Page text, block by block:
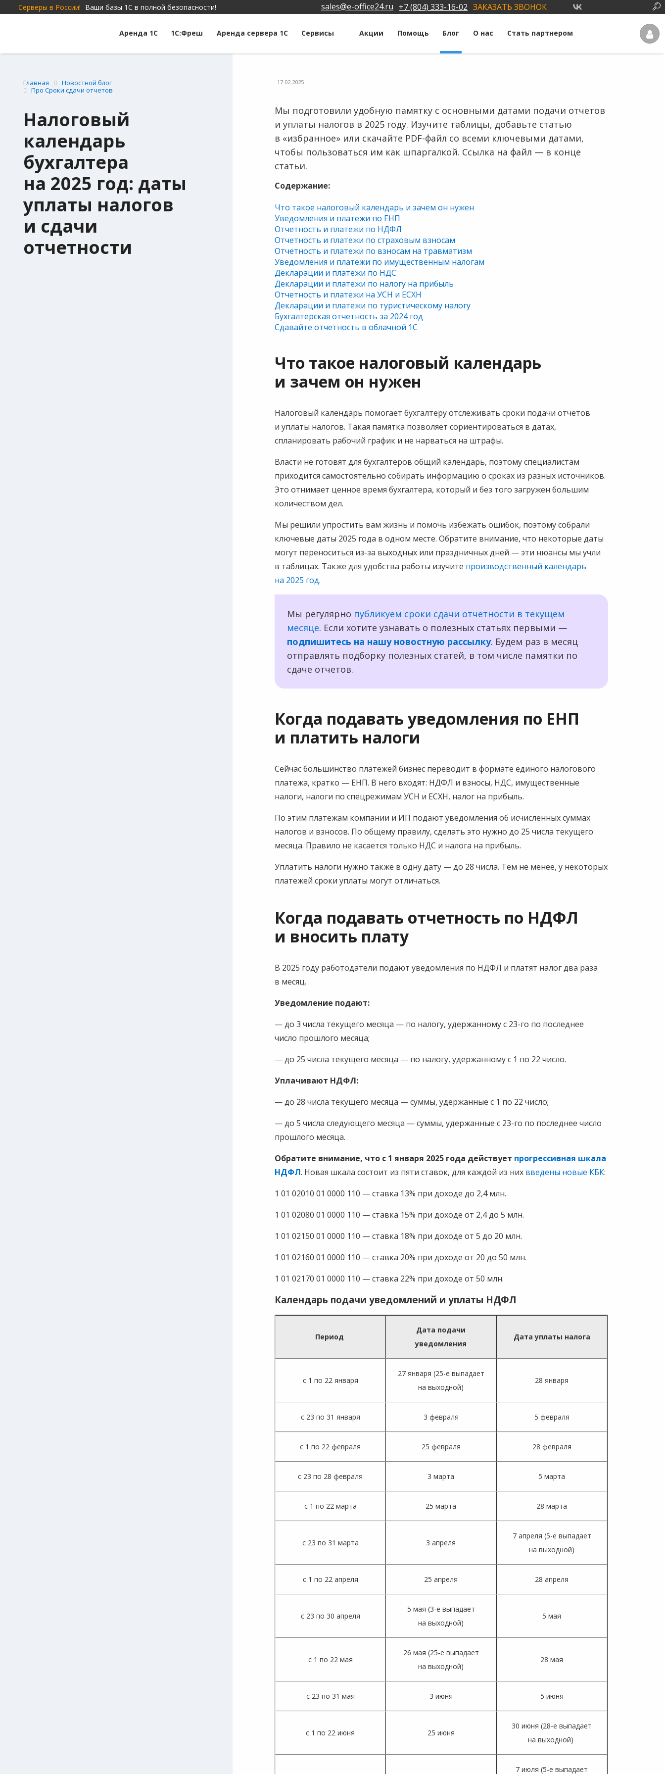
Серверы в России! Ваши базы 1С в полной безопасности! sales@e-office24.ru +7 (804) 333-16-02 ЗАКАЗАТЬ ЗВОНОК
Аренда 1С 1С:Фреш Аренда сервера 1С Сервисы Акции Помощь Блог О нас Стать партнером
Главная
Новостной блог
Про Сроки сдачи отчетов
Налоговый
календарь
бухгалтера
на 2025 год: даты
уплаты налогов
и сдачи
отчетности
17.02.2025
Мы подготовили удобную памятку с основными датами подачи отчетов
и уплаты налогов в 2025 году. Изучите таблицы, добавьте статью
в «избранное» или скачайте PDF-файл со всеми ключевыми датами,
чтобы пользоваться им как шпаргалкой. Ссылка на файл — в конце
статьи.
Содержание:
Что такое налоговый календарь и зачем он нужен
Уведомления и платежи по ЕНП
Отчетность и платежи по НДФЛ
Отчетность и платежи по страховым взносам
Отчетность и платежи по взносам на травматизм
Уведомления и платежи по имущественным налогам
Декларации и платежи по НДС
Декларации и платежи по налогу на прибыль
Отчетность и платежи на УСН и ЕСХН
Декларации и платежи по туристическому налогу
Бухгалтерская отчетность за 2024 год
Сдавайте отчетность в облачной 1С
Что такое налоговый календарь
и зачем он нужен
Налоговый календарь помогает бухгалтеру отслеживать сроки подачи отчетов
и уплаты налогов. Такая памятка позволяет сориентироваться в датах,
спланировать рабочий график и не нарваться на штрафы.
Власти не готовят для бухгалтеров общий календарь, поэтому специалистам
приходится самостоятельно собирать информацию о сроках из разных источников.
Это отнимает ценное время бухгалтера, который и без того загружен большим
количеством дел.
Мы решили упростить вам жизнь и помочь избежать ошибок, поэтому собрали
ключевые даты 2025 года в одном месте. Обратите внимание, что некоторые даты
могут переноситься из-за выходных или праздничных дней — эти нюансы мы учли
в таблицах. Также для удобства работы изучите производственный календарь
на 2025 год.
Мы регулярно публикуем сроки сдачи отчетности в текущем
месяце. Если хотите узнавать о полезных статьях первыми —
подпишитесь на нашу новостную рассылку. Будем раз в месяц
отправлять подборку полезных статей, в том числе памятки по
сдаче отчетов.
Когда подавать уведомления по ЕНП
и платить налоги
Сейчас большинство платежей бизнес переводит в формате единого налогового
платежа, кратко — ЕНП. В него входят: НДФЛ и взносы, НДС, имущественные
налоги, налоги по спецрежимам УСН и ЕСХН, налог на прибыль.
По этим платежам компании и ИП подают уведомления об исчисленных суммах
налогов и взносов. По общему правилу, сделать это нужно до 25 числа текущего
месяца. Правило не касается только НДС и налога на прибыль.
Уплатить налоги нужно также в одну дату — до 28 числа. Тем не менее, у некоторых
платежей сроки уплаты могут отличаться.
Когда подавать отчетность по НДФЛ
и вносить плату
В 2025 году работодатели подают уведомления по НДФЛ и платят налог два раза
в месяц.
Уведомление подают:
— до 3 числа текущего месяца — по налогу, удержанному с 23-го по последнее
число прошлого месяца;
— до 25 числа текущего месяца — по налогу, удержанному с 1 по 22 число.
Уплачивают НДФЛ:
— до 28 числа текущего месяца — суммы, удержанные с 1 по 22 число;
— до 5 числа следующего месяца — суммы, удержанные с 23-го по последнее число
прошлого месяца.
Обратите внимание, что с 1 января 2025 года действует прогрессивная шкала
НДФЛ. Новая шкала состоит из пяти ставок, для каждой из них введены новые КБК:
1 01 02010 01 0000 110 — ставка 13% при доходе до 2,4 млн.
1 01 02080 01 0000 110 — ставка 15% при доходе от 2,4 до 5 млн.
1 01 02150 01 0000 110 — ставка 18% при доходе от 5 до 20 млн.
1 01 02160 01 0000 110 — ставка 20% при доходе от 20 до 50 млн.
1 01 02170 01 0000 110 — ставка 22% при доходе от 50 млн.
Календарь подачи уведомлений и уплаты НДФЛ
Период
Дата подачи
уведомления
Дата уплаты налога
с 1 по 22 января
27 января (25-е выпадает
на выходной)
28 января
с 23 по 31 января 3 февраля 5 февраля
с 1 по 22 февраля 25 февраля 28 февраля
с 23 по 28 февраля 3 марта 5 марта
с 1 по 22 марта 25 марта 28 марта
с 23 по 31 марта 3 апреля
7 апреля (5-е выпадает
на выходной)
с 1 по 22 апреля 25 апреля 28 апреля
с 23 по 30 апреля
5 мая (3-е выпадает
на выходной)
5 мая
с 1 по 22 мая
26 мая (25-е выпадает
на выходной)
28 мая
с 23 по 31 мая 3 июня 5 июня
с 1 по 22 июня 25 июня
30 июня (28-е выпадает
на выходной)
7 июля (5-е выпадает